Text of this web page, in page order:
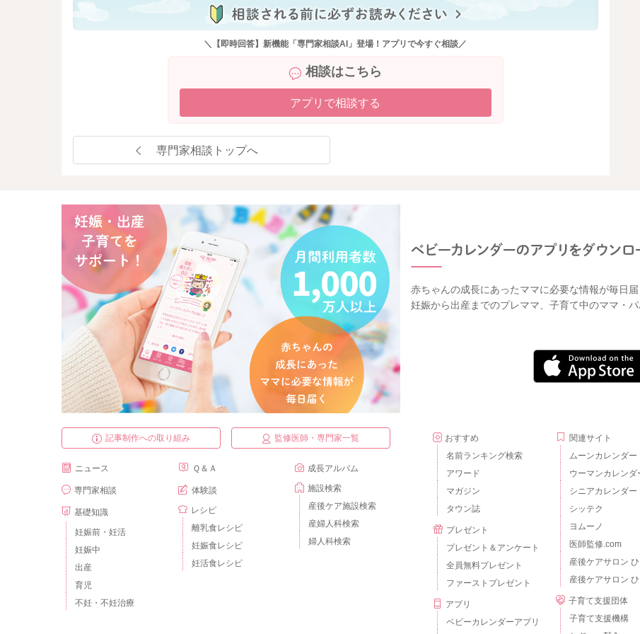
＼【即時回答】新機能「専門家相談AI」登場！アプリで今すぐ相談／
相談はこちら
アプリで相談する
専門家相談トップへ
赤ちゃんの成長にあったママに必要な情報が毎日届
妊娠から出産までのプレママ、子育て中のママ・
記事制作への取り組み 監修医師・専門家一覧
ニュース
専門家相談
基礎知識
妊娠前・妊活
妊娠中
出産
育児
不妊・不妊治療
Ｑ＆Ａ
体験談
レシピ
離乳食レシピ
妊娠食レシピ
妊活食レシピ
成長アルバム
施設検索
産後ケア施設検索
産婦人科検索
婦人科検索
おすすめ
名前ランキング検索
アワード
マガジン
タウン誌
プレゼント
プレゼント＆アンケート
全員無料プレゼント
ファーストプレゼント
アプリ
ベビーカレンダーアプリ
関連サイト
ムーンカレンダー
ウーマンカレンダ
シニアカレンダー
シッテク
ヨムーノ
医師監修.com
産後ケアサロン
産後ケアサロン
子育て支援団体
子育て支援機構